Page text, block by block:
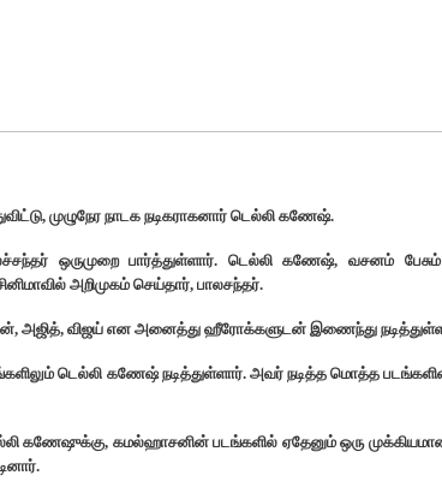
முழுநேர நாடக நடிகராகனார் டெல்லி கணேஷ்.
ஒருமுறை பார்த்துள்ளார். டெல்லி கணேஷ், வசனம் பேசும்
அறிமுகம் செய்தார், பாலசந்தர்.
அஜித், விஜய் என அனைத்து ஹீரோக்களுடன் இணைந்து
டெல்லி கணேஷ் நடித்துள்ளார். அவர் நடித்த மொத்த
கணேஷுக்கு, கமல்ஹாசனின் படங்களில் ஏதேனும் ஒரு